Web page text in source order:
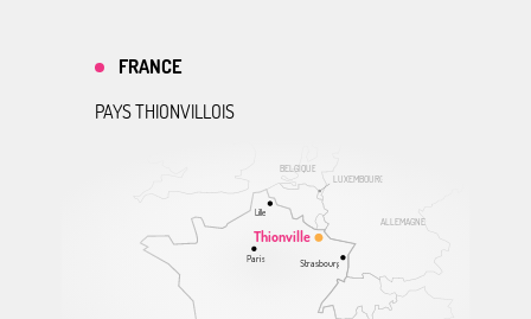
ALLEMAGNE
BELGIQUE
LUXEMBOURG
Thionville
Lille
Paris Strasbourg
FRANCE
PAYS THIONVILLOIS